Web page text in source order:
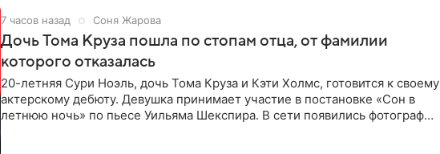
7 часов назад Соня Жарова
Дочь Тома Круза пошла по стопам отца, от фамилии
которого отказалась
20-летняя Сури Ноэль, дочь Тома Круза и Кэти Холмс, готовится к своему
актерскому дебюту. Девушка принимает участие в постановке «Сон в
летнюю ночь» по пьесе Уильяма Шекспира. В сети появились фотографии